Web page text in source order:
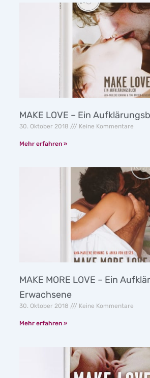
MAKE LOVE – Ein
30. Oktober 2018 Keine Kommentare
Mehr erfahren »
MAKE MORE LOVE – Ein
Erwachsene
30. Oktober 2018 Keine Kommentare
Mehr erfahren »